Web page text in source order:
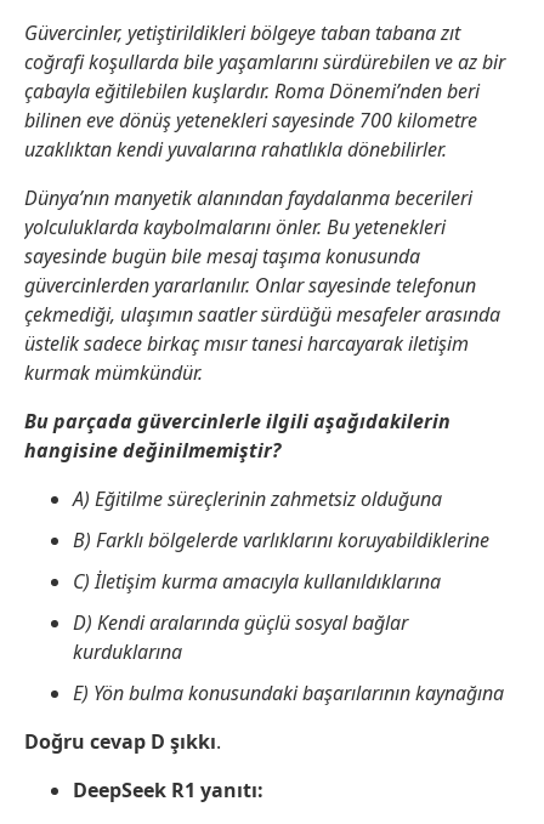
Güvercinler, yetiştirildikleri bölgeye taban tabana zıt
coğrafi koşullarda bile yaşamlarını sürdürebilen ve az bir
çabayla eğitilebilen kuşlardır. Roma Dönemi’nden beri
bilinen eve dönüş yetenekleri sayesinde 700 kilometre
uzaklıktan kendi yuvalarına rahatlıkla dönebilirler.
Dünya’nın manyetik alanından faydalanma becerileri
yolculuklarda kaybolmalarını önler. Bu yetenekleri
sayesinde bugün bile mesaj taşıma konusunda
güvercinlerden yararlanılır. Onlar sayesinde telefonun
çekmediği, ulaşımın saatler sürdüğü mesafeler arasında
üstelik sadece birkaç mısır tanesi harcayarak iletişim
kurmak mümkündür.
Bu parçada güvercinlerle ilgili aşağıdakilerin
hangisine değinilmemiştir?
A) Eğitilme süreçlerinin zahmetsiz olduğuna
B) Farklı bölgelerde varlıklarını koruyabildiklerine
C) İletişim kurma amacıyla kullanıldıklarına
D) Kendi aralarında güçlü sosyal bağlar
kurduklarına
E) Yön bulma konusundaki başarılarının kaynağına
Doğru cevap D şıkkı.
DeepSeek R1 yanıtı: